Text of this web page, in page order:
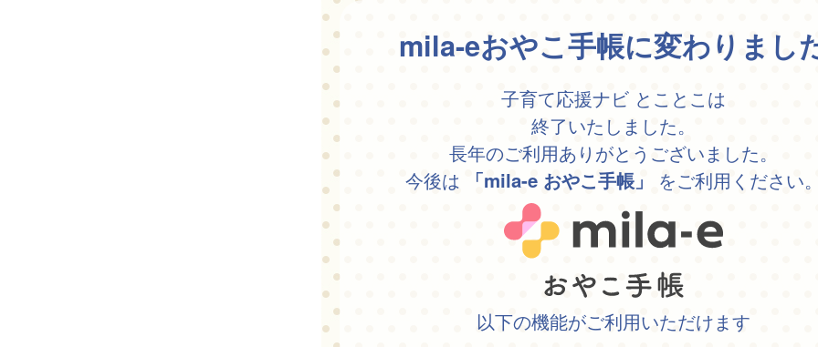
mila-eおやこ手帳に変わりまし
子育て応援ナビ とことこは
終了いたしました。
長年のご利用ありがとうございました。
今後は
「mila-e おやこ手帳」 をご利用ください
以下の機能がご利用いただけます